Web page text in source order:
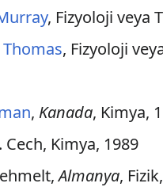
, Fizyoloji veya
, Fizyoloji
, Kanada, Kimya,
Cech, Kimya, 1989
Almanya,